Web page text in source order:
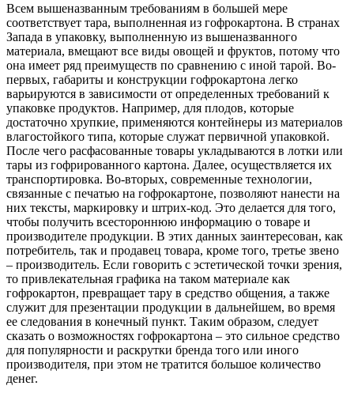
Всем вышеназванным требованиям в большей мере
соответствует тара, выполненная из гофрокартона. В странах
Запада в упаковку, выполненную из вышеназванного
материала, вмещают все виды овощей и фруктов, потому что
она имеет ряд преимуществ по сравнению с иной тарой. Во-
первых, габариты и конструкции гофрокартона легко
варьируются в зависимости от определенных требований к
упаковке продуктов. Например, для плодов, которые
достаточно хрупкие, применяются контейнеры из материалов
влагостойкого типа, которые служат первичной упаковкой.
После чего расфасованные товары укладываются в лотки или
тары из гофрированного картона. Далее, осуществляется их
транспортировка. Во-вторых, современные технологии,
связанные с печатью на гофрокартоне, позволяют нанести на
них тексты, маркировку и штрих-код. Это делается для того,
чтобы получить всестороннюю информацию о товаре и
производителе продукции. В этих данных заинтересован, как
потребитель, так и продавец товара, кроме того, третье звено
– производитель. Если говорить с эстетической точки зрения,
то привлекательная графика на таком материале как
гофрокартон, превращает тару в средство общения, а также
служит для презентации продукции в дальнейшем, во время
ее следования в конечный пункт. Таким образом, следует
сказать о возможностях гофрокартона – это сильное средство
для популярности и раскрутки бренда того или иного
производителя, при этом не тратится большое количество
денег.